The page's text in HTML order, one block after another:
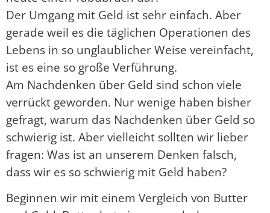
Der Umgang mit Geld ist sehr einfach. Aber
gerade weil es die täglichen Operationen des
Lebens in so unglaublicher Weise vereinfacht,
ist es eine so große Verführung.
Am Nachdenken über Geld sind schon viele
verrückt geworden. Nur wenige haben bisher
gefragt, warum das Nachdenken über Geld so
schwierig ist. Aber vielleicht sollten wir lieber
fragen: Was ist an unserem Denken falsch,
dass wir es so schwierig mit Geld haben?
Beginnen wir mit einem Vergleich von Butter